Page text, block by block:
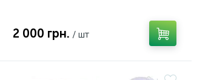
2 000 грн. / шт